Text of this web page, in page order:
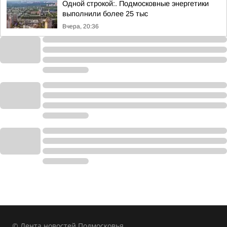
Одной строкой:. Подмосковные энергетики
выполнили более 25 тыс
Вчера, 20:36